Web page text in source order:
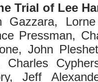
Trial of Lee
Gazzara,
Pressman,
John
Charles
Jeff